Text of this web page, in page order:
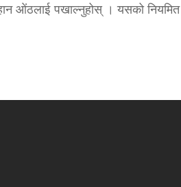
ओंठलाई पखाल्नुहोस् । यसको